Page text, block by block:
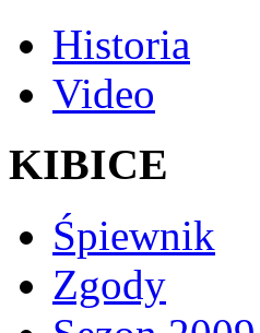
Historia
Video
KIBICE
Śpiewnik
Zgody